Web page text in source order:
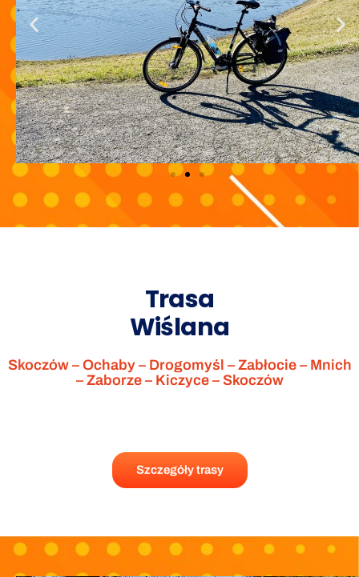
Trasa
Wiślana
Skoczów – Ochaby – Drogomyśl – Zabłocie – Mnich
– Zaborze – Kiczyce – Skoczów
Szczegóły trasy